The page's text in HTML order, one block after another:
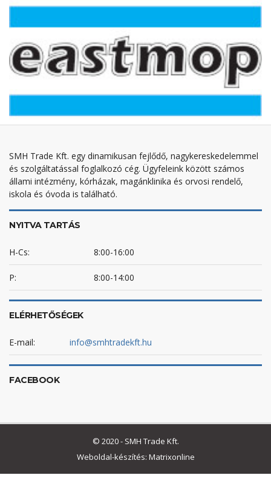
SMH Trade Kft. egy dinamikusan fejlődő, nagykereskedelemmel
és szolgáltatással foglalkozó cég. Ügyfeleink között számos
állami intézmény, kórházak, magánklinika és orvosi rendelő,
iskola és óvoda is található.
NYITVA TARTÁS
H-Cs: 8:00-16:00
P: 8:00-14:00
ELÉRHETŐSÉGEK
E-mail: info@smhtradekft.hu
FACEBOOK
© 2020 - SMH Trade Kft.
Weboldal-készítés: Matrixonline